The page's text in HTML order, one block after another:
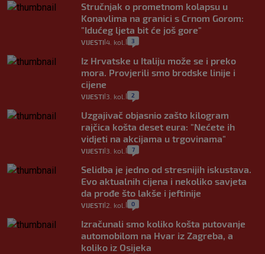
Stručnjak o prometnom kolapsu u
Konavlima na granici s Crnom Gorom:
"Idućeg ljeta bit će još gore"
VIJESTI 4. kol. 3
Iz Hrvatske u Italiju može se i preko
mora. Provjerili smo brodske linije i
cijene
VIJESTI 3. kol. 2
Uzgajivač objasnio zašto kilogram
rajčica košta deset eura: "Nećete ih
vidjeti na akcijama u trgovinama"
VIJESTI 3. kol. 7
Selidba je jedno od stresnijih iskustava.
Evo aktualnih cijena i nekoliko savjeta
da prođe što lakše i jeftinije
VIJESTI 2. kol. 0
Izračunali smo koliko košta putovanje
automobilom na Hvar iz Zagreba, a
koliko iz Osijeka